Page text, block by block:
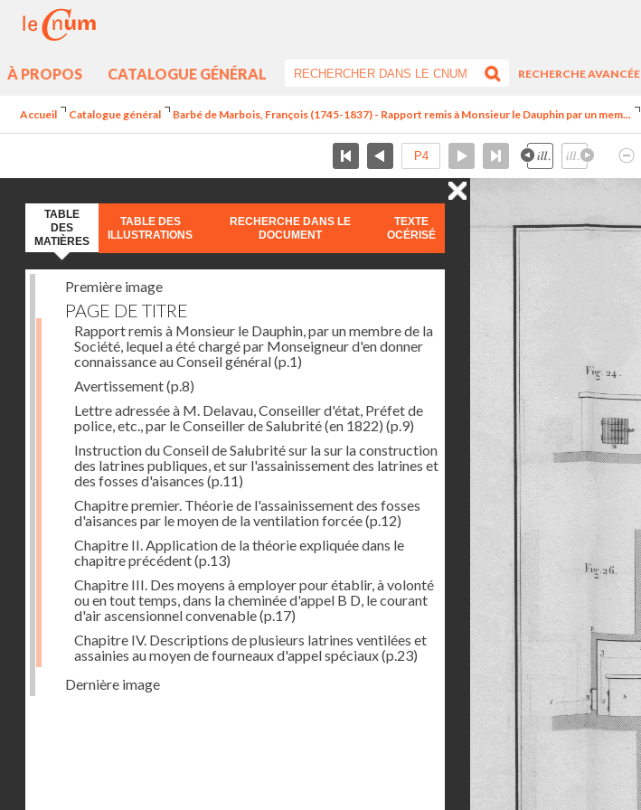
À PROPOS CATALOGUE GÉNÉRAL
RECHERCHE AVANCÉE
Accueil Catalogue général Barbé de Marbois, François (1745-1837) - Rapport remis à Monsieur le Dauphin par un mem...
TABLE
DES
MATIÈRES
TABLE DES
ILLUSTRATIONS
RECHERCHE DANS LE
DOCUMENT
TEXTE
OCÉRISÉ
Première image
PAGE DE TITRE
Rapport remis à Monsieur le Dauphin, par un membre de la
Société, lequel a été chargé par Monseigneur d'en donner
connaissance au Conseil général(p.1)
Avertissement(p.8)
Lettre adressée à M. Delavau, Conseiller d'état, Préfet de
police, etc., par le Conseiller de Salubrité (en 1822) (p.9)
Instruction du Conseil de Salubrité sur la sur la construction
des latrines publiques, et sur l'assainissement des latrines et
des fosses d'aisances (p.11)
Chapitre premier. Théorie de l'assainissement des fosses
d'aisances par le moyen de la ventilation forcée(p.12)
Chapitre II. Application de la théorie expliquée dans le
chapitre précédent(p.13)
Chapitre III. Des moyens à employer pour établir, à volonté
ou en tout temps, dans la cheminée d'appel B D, le courant
d'air ascensionnel convenable(p.17)
Chapitre IV. Descriptions de plusieurs latrines ventilées et
assainies au moyen de fourneaux d'appel spéciaux(p.23)
Dernière image